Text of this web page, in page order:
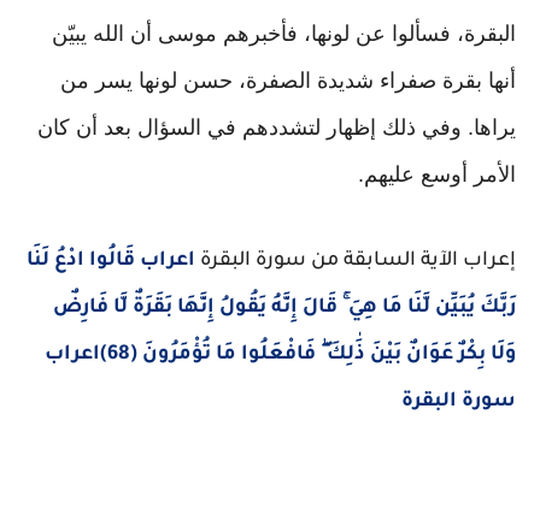
البقرة، فسألوا عن لونها، فأخبرهم موسى أن الله يبيّن
أنها بقرة صفراء شديدة الصفرة، حسن لونها يسر من
يراها. وفي ذلك إظهار لتشددهم في السؤال بعد أن كان
الأمر أوسع عليهم.
إعراب الآية السابقة من سورة البقرة اعراب قَالُوا ادْعُ لَنَا
رَبَّكَ يُبَيِّن لَّنَا مَا هِيَ ۚ قَالَ إِنَّهُ يَقُولُ إِنَّهَا بَقَرَةٌ لَّا فَارِضٌ
وَلَا بِكْرٌ عَوَانٌ بَيْنَ ذَٰلِكَ ۖ فَافْعَلُوا مَا تُؤْمَرُونَ (68)اعراب
سورة البقرة